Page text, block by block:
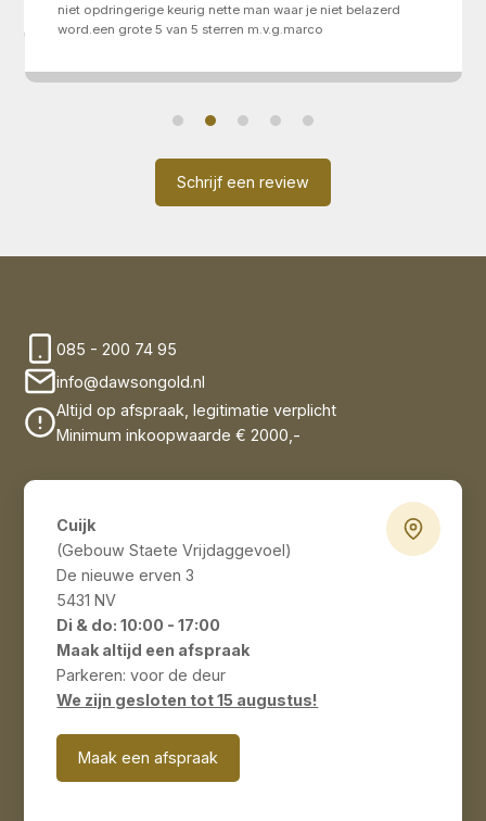
niet opdringerige keurig nette man waar je niet belazerd
word.een grote 5 van 5 sterren m.v.g.marco
Schrijf een review
085 - 200 74 95
info@dawsongold.nl
Altijd op afspraak, legitimatie verplicht
Minimum inkoopwaarde € 2000,-
Cuijk
(Gebouw Staete Vrijdaggevoel)
De nieuwe erven 3
5431 NV
Di & do: 10:00 - 17:00
Maak altijd een afspraak
Parkeren: voor de deur
We zijn gesloten tot 15 augustus!
Maak een afspraak